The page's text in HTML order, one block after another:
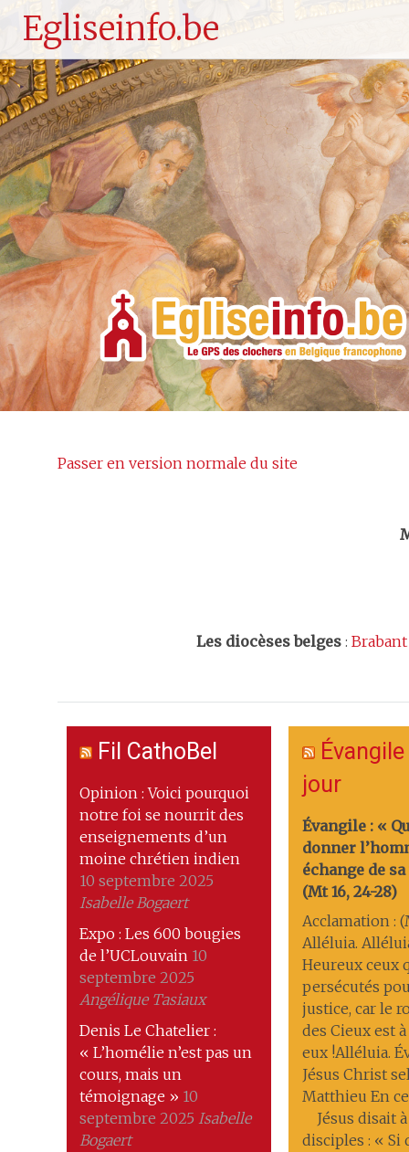
Egliseinfo.be
Passer en version normale du site
Les diocèses belges :
Fil CathoBel
Opinion : Voici pourquoi
notre foi se nourrit des
enseignements d’un
moine chrétien indien
10 septembre 2025
Isabelle Bogaert
Expo : Les 600 bougies
de l’UCLouvain 10
septembre 2025
Angélique Tasiaux
Denis Le Chatelier :
« L’homélie n’est pas un
cours, mais un
témoignage » 10
septembre 2025 Isabelle
Bogaert
jour
Évangile : «
donner
échange de
(Mt 16, 24-28)
Acclamation :
Alléluia.
Heureux ceux
persécutés
justice, car le
des Cieux est à
eux !Alléluia.
Jésus Christ
Matthieu En
Jésus disait à
disciples : « Si